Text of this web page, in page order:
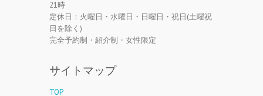
21時
定休日：火曜日・水曜日・日曜日・祝日(土曜祝
日を除く)
完全予約制・紹介制・女性限定
サイトマップ
TOP